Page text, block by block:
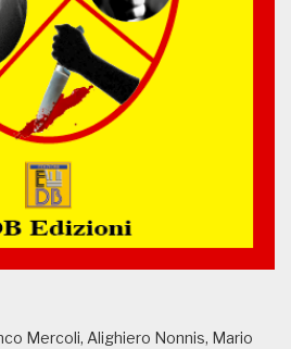
Mercoli, Alighiero Nonnis, Mario